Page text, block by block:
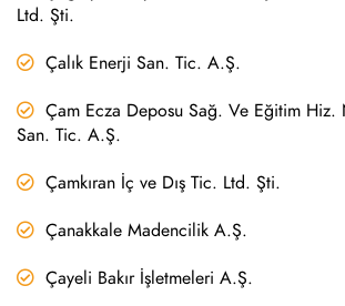
Ltd. Şti.
Çalık Enerji San. Tic. A.Ş.
Çam Ecza Deposu Sağ. Ve Eğitim Hiz.
San. Tic. A.Ş.
Çamkıran İç ve Dış Tic. Ltd. Şti.
Çanakkale Madencilik A.Ş.
Çayeli Bakır İşletmeleri A.Ş.